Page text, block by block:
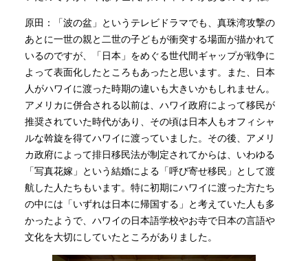
原田：「波の盆」というテレビドラマでも、真珠湾攻撃の
あとに一世の親と二世の子どもが衝突する場面が描かれて
いるのですが、「日本」をめぐる世代間ギャップが戦争に
よって表面化したところもあったと思います。また、日本
人がハワイに渡った時期の違いも大きいかもしれません。
アメリカに併合される以前は、ハワイ政府によって移民が
推奨されていた時代があり、その頃は日本人もオフィシャ
ルな斡旋を得てハワイに渡っていました。その後、アメリ
カ政府によって排日移民法が制定されてからは、いわゆる
「写真花嫁」という結婚による「呼び寄せ移民」として渡
航した人たちもいます。特に初期にハワイに渡った方たち
の中には「いずれは日本に帰国する」と考えていた人も多
かったようで、ハワイの日本語学校やお寺で日本の言語や
文化を大切にしていたところがありました。